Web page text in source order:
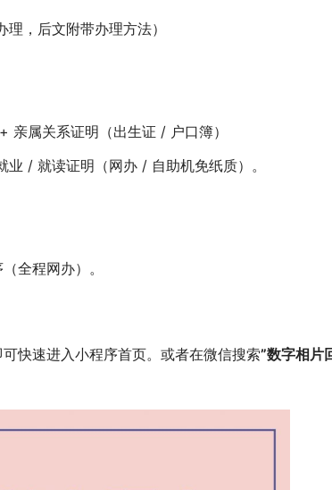
理，后文附带办理方法）
属关系证明（出生证 / 户口簿）
/ 就读证明（网办 / 自助机免纸质）。
全程网办）。
可快速进入小程序首页。或者在微信搜索”数字相片